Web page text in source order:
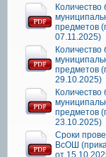
Количество
предметов
07.11.2025)
Количество
предметов
29.10.2025)
Количество
предметов
23.10.2025)
Сроки
ВсОШ
от